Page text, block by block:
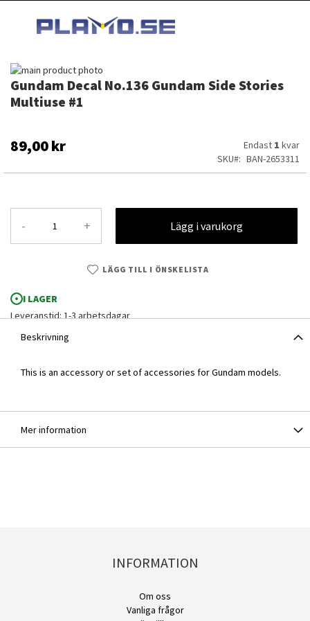
INNEHÅLLET
Gundam Decal No.136 Gundam Side Stories
Multiuse #1
89,00 kr Endast 1 kvar
SKU
BAN-2653311
- + Lägg i varukorg
LÄGG TILL I ÖNSKELISTA
I LAGER
Leveranstid: 1-3 arbetsdagar
Hoppa
till
slutet
av
Gundam Decal No.136 Gundam Side Stories Multiuse #1
Hoppa
till
början
bildgalleriet
Beskrivning
This is an accessory or set of accessories for Gundam models.
Mer information
INFORMATION
Om oss
Vanliga frågor